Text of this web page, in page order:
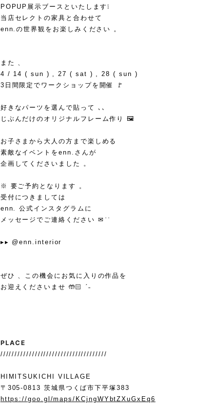
POPUP展示ブースといたします❕
当店セレクトの家具と合わせて
enn.の世界観をお楽しみください 。
また 、
4 / 14 ( sun ) , 27 ( sat ) , 28 ( sun )
3日間限定でワークショップを開催 🚩
好きなパーツを選んで貼って ､､
じぶんだけのオリジナルフレーム作り 🖼
お子さまから大人の方まで楽しめる
素敵なイベントをenn.さんが
企画してくださいました 。
※ 要ご予約となります 。
受付につきましては
enn. 公式インスタグラムに
メッセージでご連絡ください ✉ ͗ ͗
▸▸ @enn.interior
ぜひ 、この機会にお気に入りの作品を
お迎えくださいませ 🤲🏻 ˊ˗
PLACE
/////////////////////////////////////
HIMITSUKICHI VILLAGE
〒305-0813 茨城県つくば市下平塚383
https://goo.gl/maps/KCjngWYbtZXuGxEq6